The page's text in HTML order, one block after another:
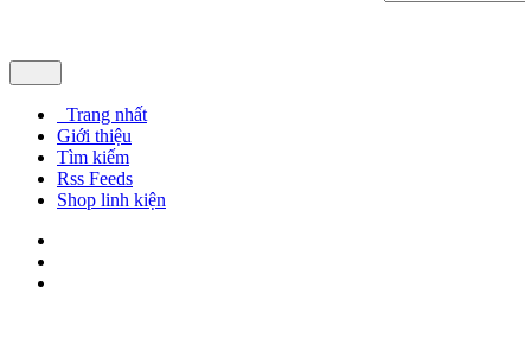
Trang nhất
Giới thiệu
Tìm kiếm
Rss Feeds
Shop linh kiện